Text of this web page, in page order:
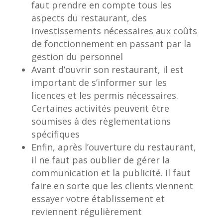
faut prendre en compte tous les
aspects du restaurant, des
investissements nécessaires aux coûts
de fonctionnement en passant par la
gestion du personnel
Avant d’ouvrir son restaurant, il est
important de s’informer sur les
licences et les permis nécessaires.
Certaines activités peuvent être
soumises à des règlementations
spécifiques
Enfin, après l’ouverture du restaurant,
il ne faut pas oublier de gérer la
communication et la publicité. Il faut
faire en sorte que les clients viennent
essayer votre établissement et
reviennent régulièrement